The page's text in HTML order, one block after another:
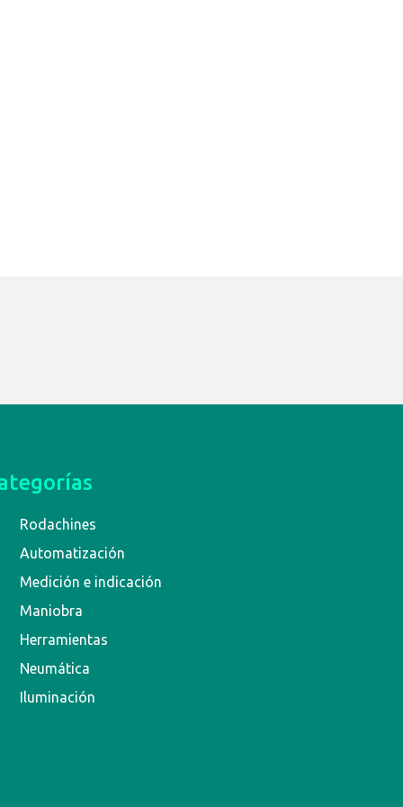
Rodachines
Automatización
Medición e indicación
Maniobra
Herramientas
Neumática
Iluminación